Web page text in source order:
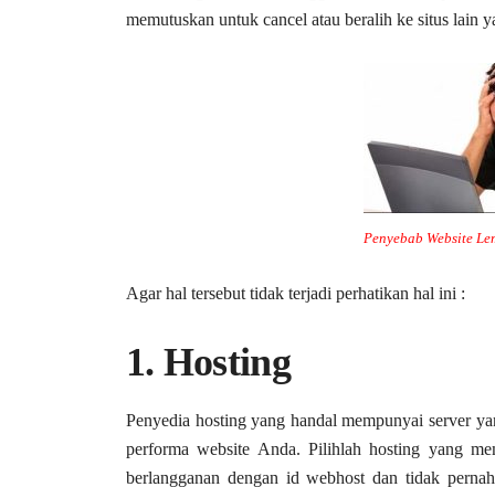
memutuskan untuk cancel atau beralih ke situs lain
Penyebab Website
Agar hal tersebut tidak terjadi perhatikan hal ini :
1. Hosting
Penyedia hosting yang handal mempunyai server
performa website Anda. Pilihlah hosting yang
berlangganan dengan id webhost dan tidak